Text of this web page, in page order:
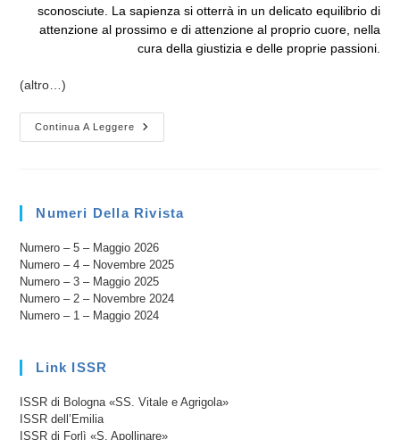
sconosciute. La sapienza si otterrà in un delicato equilibrio di
attenzione al prossimo e di attenzione al proprio cuore, nella
cura della giustizia e delle proprie passioni.
(altro…)
Continua A Leggere
Parole
Di
Dei
Numeri Della Rivista
Numero – 5 – Maggio 2026
Numero – 4 – Novembre 2025
Numero – 3 – Maggio 2025
Numero – 2 – Novembre 2024
Numero – 1 – Maggio 2024
Link ISSR
ISSR di Bologna «SS. Vitale e Agrigola»
ISSR dell’Emilia
ISSR di Forlì «S. Apollinare»